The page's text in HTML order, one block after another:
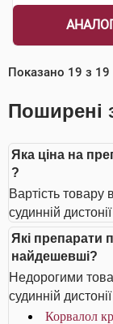
Показано 19 з 19
Поширені
Яка ціна на
?
Вартість товару
судинній
Які препарати
найдешевші?
Недорогими
судинній
Корвалол